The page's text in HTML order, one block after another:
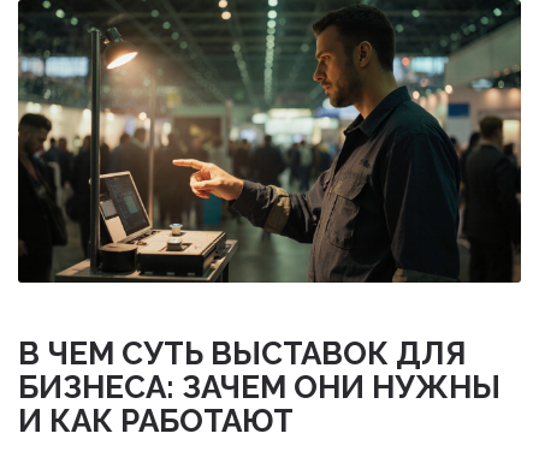
В ЧЕМ СУТЬ ВЫСТАВОК ДЛЯ
БИЗНЕСА: ЗАЧЕМ ОНИ НУЖНЫ
И КАК РАБОТАЮТ